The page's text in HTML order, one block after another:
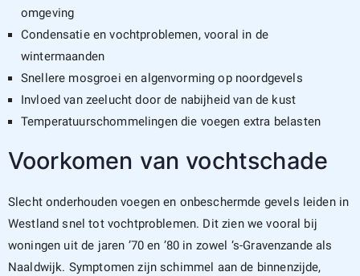
omgeving
Condensatie en vochtproblemen, vooral in de
wintermaanden
Snellere mosgroei en algenvorming op noordgevels
Invloed van zeelucht door de nabijheid van de kust
Temperatuurschommelingen die voegen extra belasten
Voorkomen van vochtschade
Slecht onderhouden voegen en onbeschermde gevels leiden in
Westland snel tot vochtproblemen. Dit zien we vooral bij
woningen uit de jaren ’70 en ’80 in zowel ‘s-Gravenzande als
Naaldwijk. Symptomen zijn schimmel aan de binnenzijde,